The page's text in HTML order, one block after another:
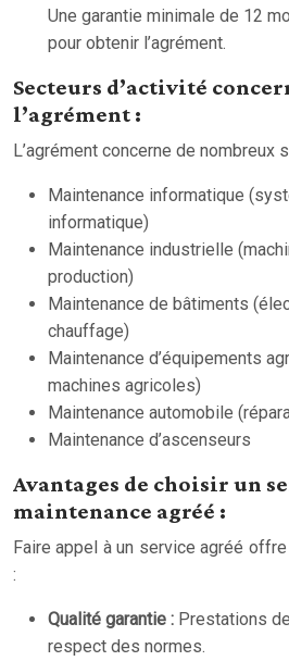
Une garantie minimale de 12
pour obtenir l’agrément.
Secteurs d’activité
l’agrément :
L’agrément concerne de nombreux
Maintenance informatique
informatique)
Maintenance industrielle
production)
Maintenance de bâtiments
chauffage)
Maintenance d’équipements
machines agricoles)
Maintenance automobile
Maintenance d’ascenseurs
Avantages de choisir un
maintenance agréé :
Faire appel à un service agréé
:
Qualité garantie : Prestations
respect des normes.